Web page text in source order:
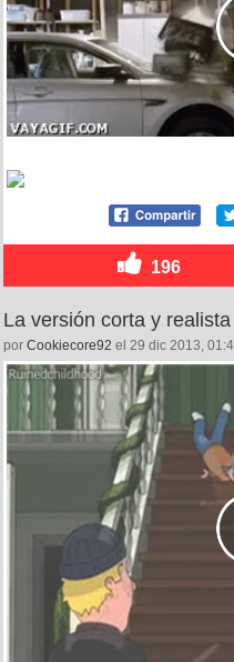
196
La versión corta y
por Cookiecore92 el 29 dic 2013,